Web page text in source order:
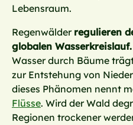
Lebensraum.
Regenwälder regulieren
globalen Wasserkreislauf.
Wasser durch Bäume
zur Entstehung von
dieses Phänomen nennt
Flüsse. Wird der Wald
Regionen trockener